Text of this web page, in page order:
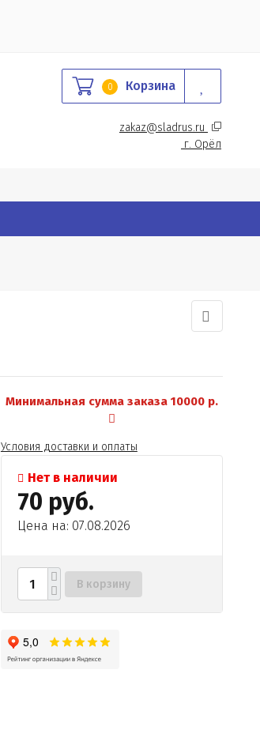
0 Корзина
zakaz@sladrus.ru
г. Орёл
Минимальная сумма заказа 10000 р.
Условия доставки и оплаты
Нет в наличии
70 руб.
Цена на: 07.08.2026
В корзину